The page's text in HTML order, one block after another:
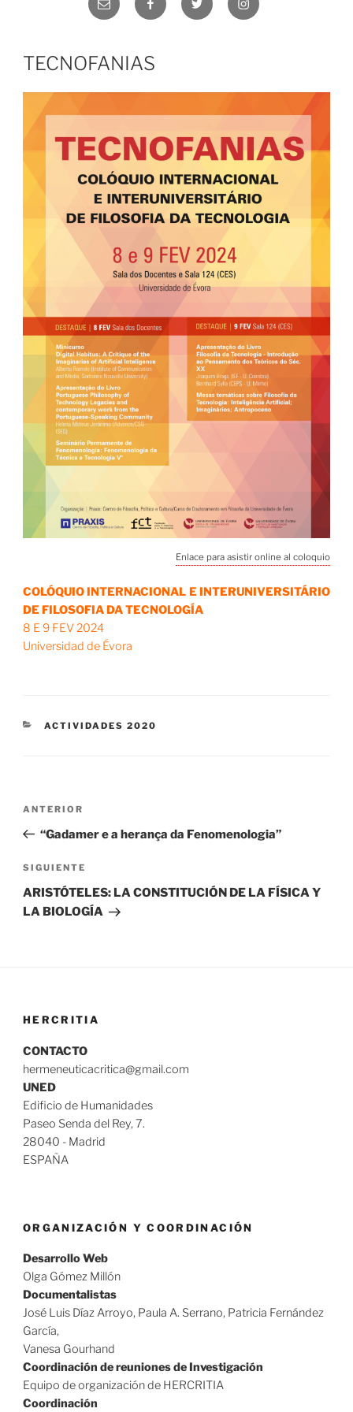
TECNOFANIAS
Enlace para asistir online al coloquio
COLÓQUIO INTERNACIONAL E INTERUNIVERSITÁRIO
DE FILOSOFIA DA TECNOLOGÍA
8 E 9 FEV 2024
Universidad de Évora
CATEGORÍAS
ACTIVIDADES 2020
Navegación
entradas
Entrada
anterior:
ANTERIOR
“Gadamer e a herança da Fenomenologia”
Siguiente
entrada
SIGUIENTE
ARISTÓTELES: LA CONSTITUCIÓN DE LA FÍSICA Y
LA BIOLOGÍA
HERCRITIA
CONTACTO
hermeneuticacritica@gmail.com
UNED
Edificio de Humanidades
Paseo Senda del Rey, 7.
28040 - Madrid
ESPAÑA
ORGANIZACIÓN Y COORDINACIÓN
Desarrollo Web
Olga Gómez Millón
Documentalistas
José Luis Díaz Arroyo, Paula A. Serrano, Patricia Fernández
García,
Vanesa Gourhand
Coordinación de reuniones de Investigación
Equipo de organización de HERCRITIA
Coordinación
electrónico